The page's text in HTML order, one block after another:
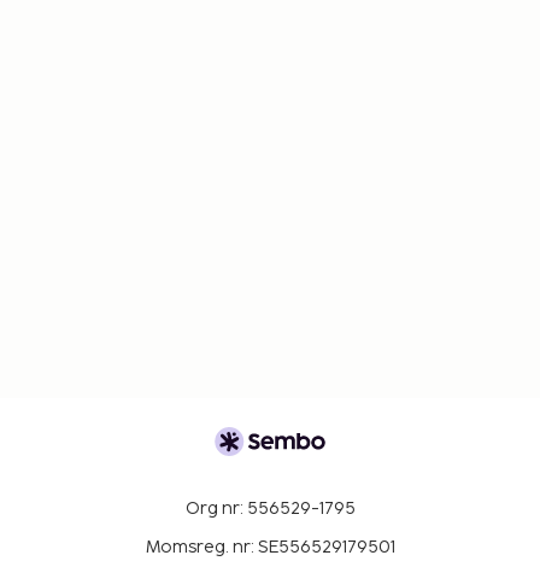
Org nr: 556529-1795
Momsreg. nr: SE556529179501